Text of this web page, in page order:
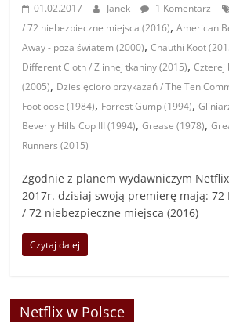
01.02.2017 Janek 1 Komentarz
/ 72 niebezpieczne miejsca (2016),American
Away - poza światem (2000),Chauthi Koot
Different Cloth / Z innej tkaniny (2015),Czterej
(2005), Dziesięcioro przykazań / The Ten
Footloose (1984), Forrest Gump (1994),
Beverly Hills Cop III (1994),Grease (1978),
Runners (2015)
Zgodnie z planem wydawniczym
2017r. dzisiaj swoją premierę mają: 72
/ 72 niebezpieczne miejsca (2016)
Czytaj dalej
Netflix w Polsce